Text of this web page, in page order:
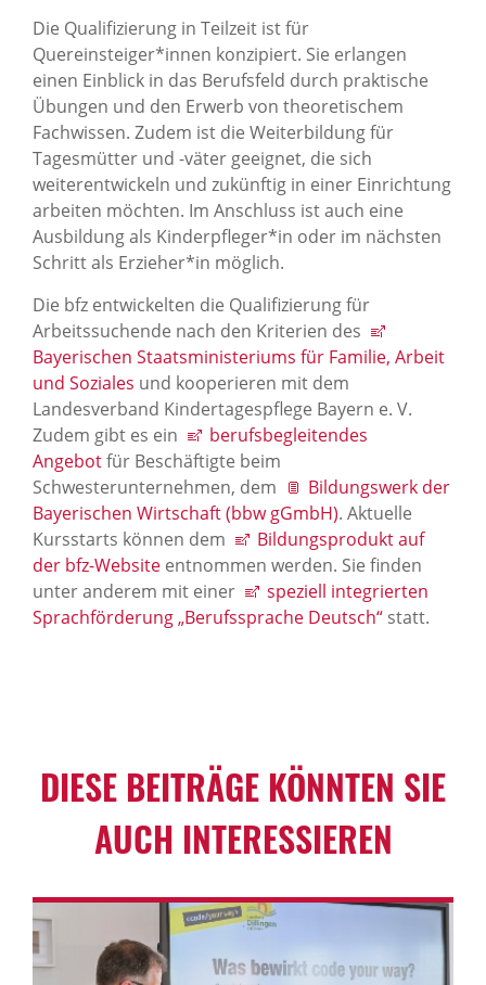
Die Qualifizierung in Teilzeit ist für
Quereinsteiger*innen konzipiert. Sie erlangen
einen Einblick in das Berufsfeld durch praktische
Übungen und den Erwerb von theoretischem
Fachwissen. Zudem ist die Weiterbildung für
Tagesmütter und -väter geeignet, die sich
weiterentwickeln und zukünftig in einer Einrichtung
arbeiten möchten. Im Anschluss ist auch eine
Ausbildung als Kinderpfleger*in oder im nächsten
Schritt als Erzieher*in möglich.
Die bfz entwickelten die Qualifizierung für
Arbeitssuchende nach den Kriterien des
Bayerischen Staatsministeriums für Familie, Arbeit
und Soziales und kooperieren mit dem
Landesverband Kindertagespflege Bayern e. V.
Zudem gibt es ein
berufsbegleitendes
Angebotfür Beschäftigte beim
Schwesterunternehmen, dem
Bildungswerk der
Bayerischen Wirtschaft (bbw gGmbH). Aktuelle
Kursstarts können dem
Bildungsprodukt auf
der bfz-Website entnommen werden. Sie finden
unter anderem mit einer
speziell integrierten
Sprachförderung „Berufssprache Deutsch“ statt.
DIESE BEITRÄGE KÖNNTEN SIE
AUCH INTER­ES­SIEREN